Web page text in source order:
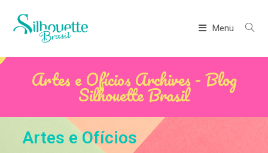
Menu
Artes e Ofícios Archives - Blog
Silhouette Brasil
Artes e Ofícios